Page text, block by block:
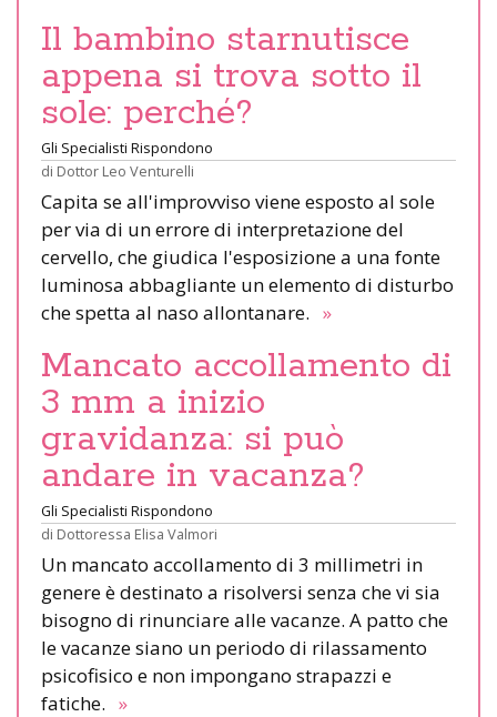
Il bambino starnutisce
appena si trova sotto il
sole: perché?
Gli Specialisti Rispondono
di Dottor Leo Venturelli
Capita se all'improvviso viene esposto al sole
per via di un errore di interpretazione del
cervello, che giudica l'esposizione a una fonte
luminosa abbagliante un elemento di disturbo
che spetta al naso allontanare. »
Mancato accollamento di
3 mm a inizio
gravidanza: si può
andare in vacanza?
Gli Specialisti Rispondono
di Dottoressa Elisa Valmori
Un mancato accollamento di 3 millimetri in
genere è destinato a risolversi senza che vi sia
bisogno di rinunciare alle vacanze. A patto che
le vacanze siano un periodo di rilassamento
psicofisico e non impongano strapazzi e
fatiche. »